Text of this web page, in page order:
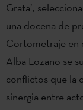
Grata’,
una docena de
Cortometraje en
Alba Lozano se
conflictos que la
sinergia entre